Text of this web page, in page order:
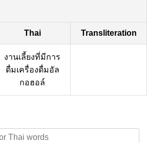
Thai Transliteration
งานเลี้ยงที่มีการ
ดื่มเครื่องดื่มอัล
กอฮอล์